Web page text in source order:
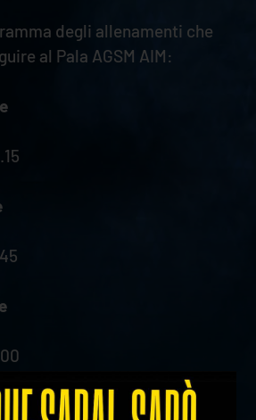
degli allenamenti che
al Pala AGSM AIM: